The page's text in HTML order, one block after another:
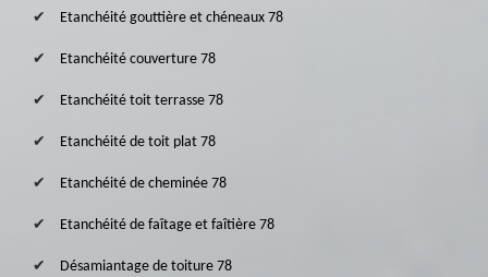
Etanchéité gouttière et chéneaux 78
Etanchéité couverture 78
Etanchéité toit terrasse 78
Etanchéité de toit plat 78
Etanchéité de cheminée 78
Etanchéité de faîtage et faîtière 78
Désamiantage de toiture 78